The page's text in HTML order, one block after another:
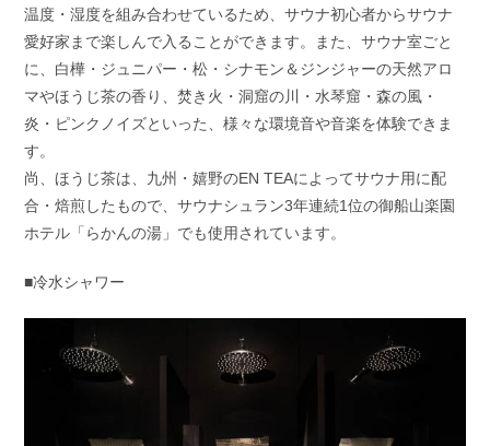
温度・湿度を組み合わせているため、サウナ初心者からサウナ
愛好家まで楽しんで入ることができます。また、サウナ室ごと
に、白樺・ジュニパー・松・シナモン＆ジンジャーの天然アロ
マやほうじ茶の香り、焚き火・洞窟の川・水琴窟・森の風・
炎・ピンクノイズといった、様々な環境音や音楽を体験できま
す。
尚、ほうじ茶は、九州・嬉野のEN TEAによってサウナ用に配
合・焙煎したもので、サウナシュラン3年連続1位の御船山楽園
ホテル「らかんの湯」でも使用されています。
■冷水シャワー